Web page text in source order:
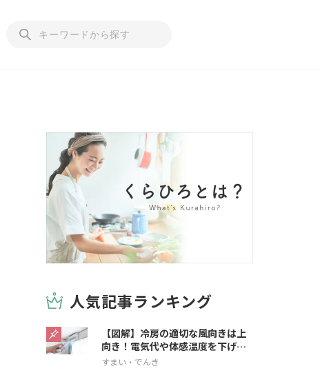
人気記事ランキング
【図解】冷房の適切な風向きは上
向き！電気代や体感温度を下げる
方法を解説
すまい・でんき